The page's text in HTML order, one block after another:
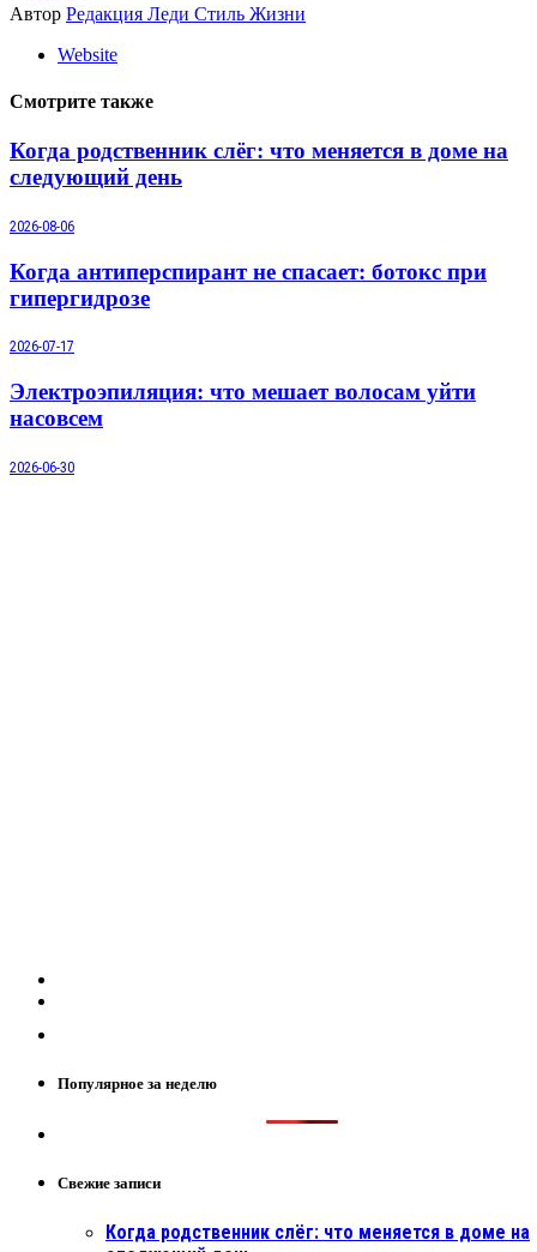
Автор Редакция Леди Стиль Жизни
Website
Смотрите также
Когда родственник слёг: что меняется в доме на
следующий день
2026-08-06
Когда антиперспирант не спасает: ботокс при
гипергидрозе
2026-07-17
Электроэпиляция: что мешает волосам уйти
насовсем
2026-06-30
Популярное за неделю
Свежие записи
Когда родственник слёг: что меняется в доме на